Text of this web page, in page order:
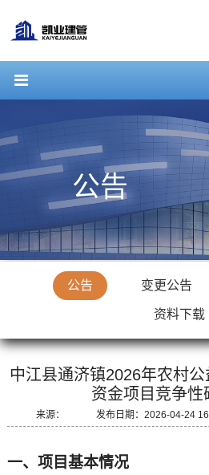
公告
公告 变更公告
资料下载
中江县通济镇2026年农村
资金项目竞争性
来源： 发布日期：2026-04-24
一、项目基本情况